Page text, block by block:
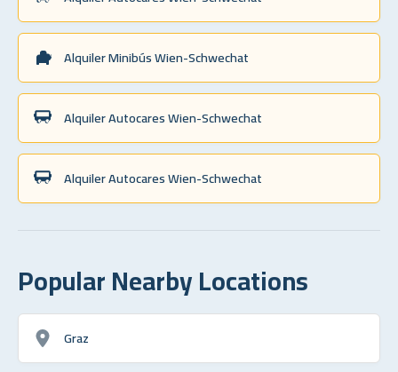
Alquiler Minibús Wien-Schwechat
Alquiler Autocares Wien-Schwechat
Alquiler Autocares Wien-Schwechat
Popular Nearby Locations
Graz